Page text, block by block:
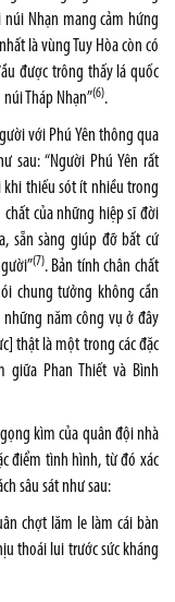
Nhạn mang cảm hứng
là vùng Tuy Hòa còn có
được trông thấy lá quốc
Tháp Nhạn”(6).
với Phú Yên thông qua
sau: “Người Phú Yên rất
thiếu sót ít nhiều trong
chất của những hiệp sĩ đời
sẵn sàng giúp đỡ bất cứ
(7). Bản tính chân chất
chung tưởng không cần
năm công vụ ở đây
thật là một trong các đặc
Phan Thiết và Bình
kìm của quân đội nhà
điểm tình hình, từ đó xác
sâu sát như sau:
chợt lăm le làm cái bàn
thoái lui trước sức kháng